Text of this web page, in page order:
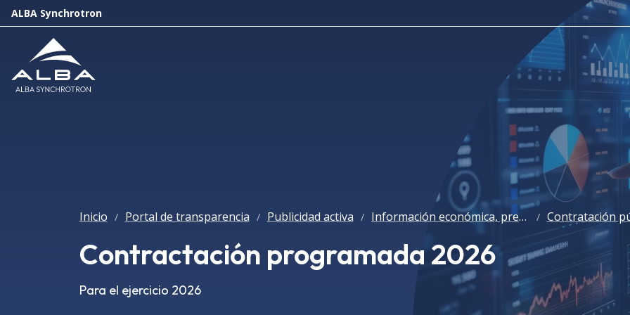
ALBA Synchrotron
Inicio / Portal de transparencia / Publicidad activa / Información económica, presupuestaria y estadística / Contratación
Contractación programada 2026
Para el ejercicio 2026